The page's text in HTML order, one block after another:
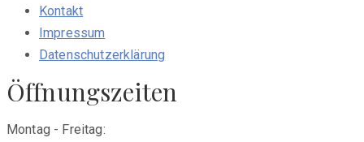
Kontakt
Impressum
Datenschutzerklärung
Öffnungszeiten
Montag - Freitag: